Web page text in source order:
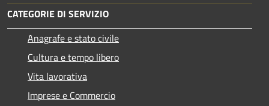
CATEGORIE DI SERVIZIO
Anagrafe e stato civile
Cultura e tempo libero
Vita lavorativa
Imprese e Commercio